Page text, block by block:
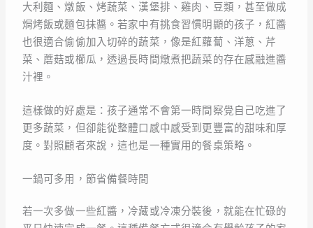
大利麵、燉飯、烤蔬菜、漢堡排、雞肉、豆類，甚至做成
焗烤飯或麵包抹醬。若家中有挑食習慣明顯的孩子，紅醬
也很適合偷偷加入切碎的蔬菜，像是紅蘿蔔、洋蔥、芹
菜、蘑菇或櫛瓜，透過長時間燉煮把蔬菜的存在感融進醬
汁裡。
這樣做的好處是：孩子通常不會第一時間察覺自己吃進了
更多蔬菜，但卻能從整體口感中感受到更豐富的甜味和厚
度。對照顧者來說，這也是一種實用的餐桌策略。
一鍋可多用，節省備餐時間
若一次多做一些紅醬，冷藏或冷凍分裝後，就能在忙碌的